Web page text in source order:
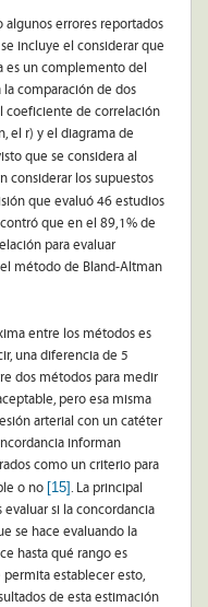
algunos errores reportados
incluye el considerar que
es un complemento del
la comparación de dos
coeficiente de correlación
el r) y el diagrama de
que se considera al
considerar los supuestos
que evaluó 46 estudios
que en el 89,1% de
para evaluar
método de Bland-Altman
entre los métodos es
una diferencia de 5
dos métodos para medir
pero esa misma
arterial con un catéter
informan
como un criterio para
o no [15]. La principal
si la concordancia
se hace evaluando la
hasta qué rango es
establecer esto,
de esta estimación